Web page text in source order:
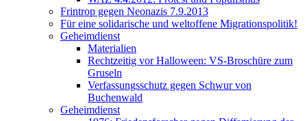
Frintrop gegen Neonazis 7.9.2013
Für eine solidarische und weltoffene Migrationspolitik!
Geheimdienst
Materialien
Rechtzeitig vor Halloween: VS-Broschüre zum
Gruseln
Verfassungsschutz gegen Schwur von
Buchenwald
Geheimdienst